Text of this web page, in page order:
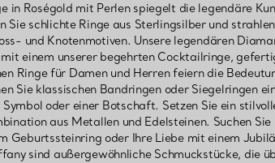
in Roségold mit Perlen spiegelt die legendäre
Sie schlichte Ringe aus Sterlingsilber und
und Knotenmotiven. Unsere legendären
einem unserer begehrten Cocktailringe,
Ringe für Damen und Herren feiern die
Sie klassischen Bandringen oder Siegelringen
oder einer Botschaft. Setzen Sie ein
aus Metallen und Edelsteinen. Suchen
Geburtssteinring oder Ihre Liebe mit einem
sind außergewöhnliche Schmuckstücke, die